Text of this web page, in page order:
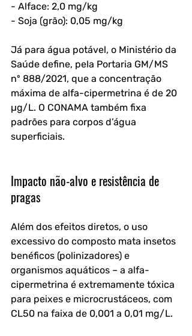
- Alface: 2,0 mg/kg
- Soja (grão): 0,05 mg/kg
Já para água potável, o Ministério da
Saúde define, pela Portaria GM/MS
nº 888/2021, que a concentração
máxima de alfa-cipermetrina é de 20
µg/L. O CONAMA também fixa
padrões para corpos d’água
superficiais.
Impacto não-alvo e resistência de
pragas
Além dos efeitos diretos, o uso
excessivo do composto mata insetos
benéficos (polinizadores) e
organismos aquáticos – a alfa-
cipermetrina é extremamente tóxica
para peixes e microcrustáceos, com
CL50 na faixa de 0,001 a 0,01 mg/L.